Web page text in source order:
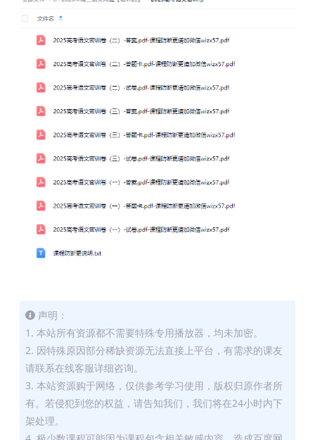
声明：
1. 本站所有资源都不需要特殊专用播放器，均未加密。
2. 因特殊原因部分稀缺资源无法直接上平台，有需求的课友
请联系在线客服详细咨询。
3. 本站资源购于网络，仅供参考学习使用，版权归原作者所
有。若侵犯到您的权益，请告知我们，我们将在24小时内下
架处理。